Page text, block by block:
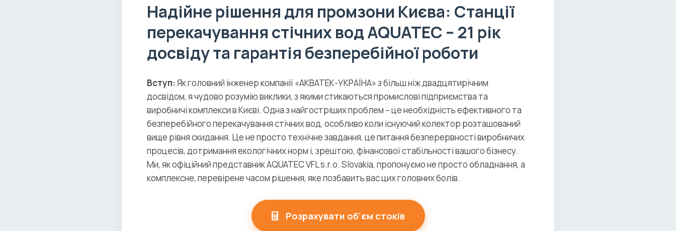
Надійне рішення для промзони Києва: Станції
перекачування стічних вод AQUATEC – 21 рік
досвіду та гарантія безперебійної роботи
Вступ:Як головний інженер компанії «АКВАТЕК-УКРАЇНА» з більш ніж двадцятирічним
досвідом, я чудово розумію виклики, з якими стикаються промислові підприємства та
виробничі комплекси в Києві. Одна з найгостріших проблем – це необхідність ефективного та
безперебійного перекачування стічних вод, особливо коли існуючий колектор розташований
вище рівня скидання. Це не просто технічне завдання, це питання безперервності виробничих
процесів, дотримання екологічних норм і, зрештою, фінансової стабільності вашого бізнесу.
Ми, як офіційний представник AQUATEC VFL s.r.o. Slovakia, пропонуємо не просто обладнання, а
комплексне, перевірене часом рішення, яке позбавить вас цих головних болів.
Розрахувати об'єм стоків